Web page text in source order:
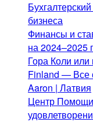
бизнеса
Финансы и
на 2024–2025
Гора Коли
Finland — Все
Aaron | Латвия
Центр